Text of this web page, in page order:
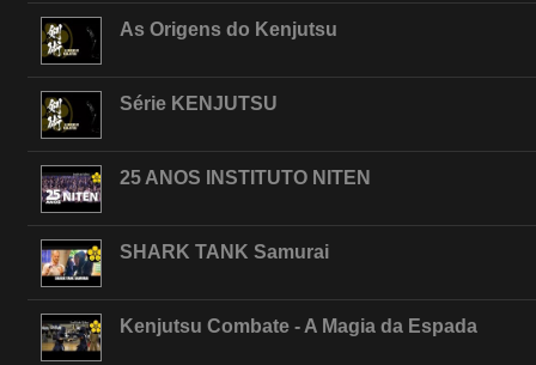
As Origens do Kenjutsu
Série KENJUTSU
25 ANOS INSTITUTO NITEN
SHARK TANK Samurai
Kenjutsu Combate - A Magia da Espada